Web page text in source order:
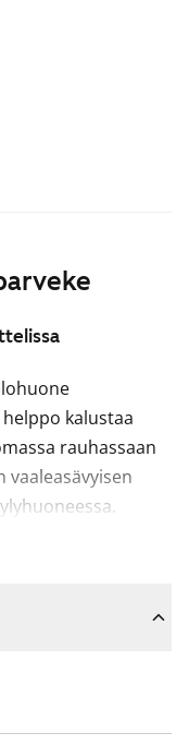
kalustaa
rauhassaan
lasitetulle
välitila on
tiililadontaa
sävyistä